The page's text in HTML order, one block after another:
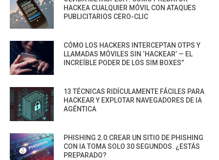
HACKEA CUALQUIER MÓVIL CON ATAQUES
PUBLICITARIOS CERO-CLIC
CÓMO LOS HACKERS INTERCEPTAN OTPS Y
LLAMADAS MÓVILES SIN ‘HACKEAR’ — EL
INCREÍBLE PODER DE LOS SIM BOXES”
13 TÉCNICAS RIDÍCULAMENTE FÁCILES PARA
HACKEAR Y EXPLOTAR NAVEGADORES DE IA
AGÉNTICA
PHISHING 2.0:CREAR UN SITIO DE PHISHING
CON IA TOMA SOLO 30 SEGUNDOS. ¿ESTÁS
PREPARADO?